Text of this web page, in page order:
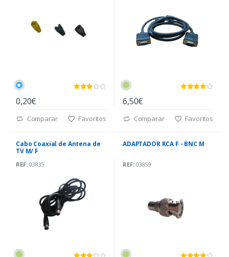
0,20€
Comparar Favoritos
6,50€
Comparar Favoritos
Cabo Coaxial de Antena de
TV M/ F
REF:03835
ADAPTADOR RCA F - BNC M
REF:03859